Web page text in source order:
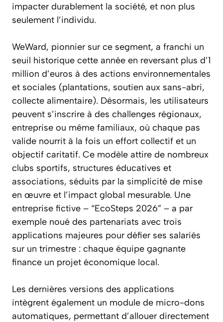
impacter durablement la société, et non plus
seulement l’individu.
WeWard, pionnier sur ce segment, a franchi un
seuil historique cette année en reversant plus d’1
million d’euros à des actions environnementales
et sociales (plantations, soutien aux sans-abri,
collecte alimentaire). Désormais, les utilisateurs
peuvent s’inscrire à des challenges régionaux,
entreprise ou même familiaux, où chaque pas
valide nourrit à la fois un effort collectif et un
objectif caritatif. Ce modèle attire de nombreux
clubs sportifs, structures éducatives et
associations, séduits par la simplicité de mise
en œuvre et l’impact global mesurable. Une
entreprise fictive – “EcoSteps 2026” – a par
exemple noué des partenariats avec trois
applications majeures pour défier ses salariés
sur un trimestre : chaque équipe gagnante
finance un projet économique local.
Les dernières versions des applications
intègrent également un module de micro-dons
automatiques, permettant d’allouer directement